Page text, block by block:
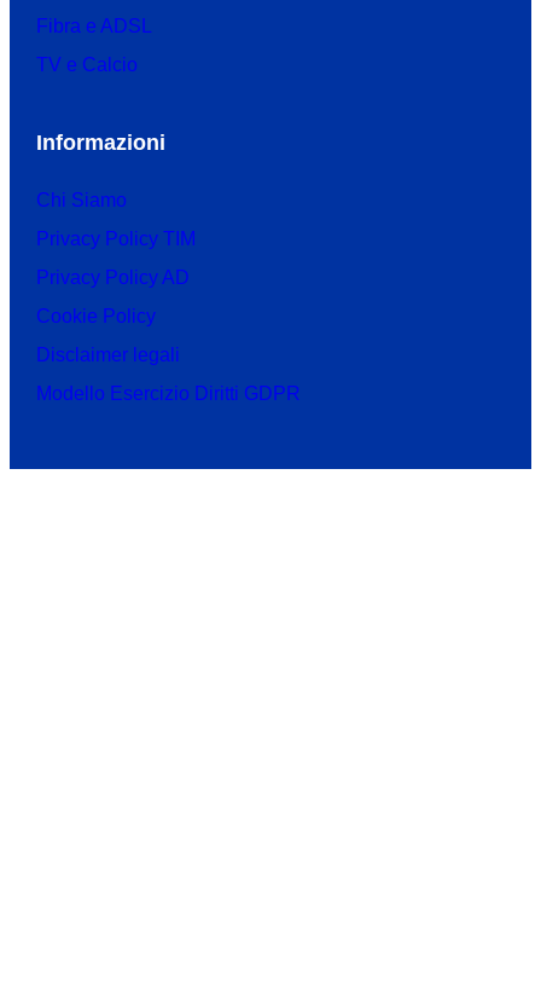
Fibra e ADSL
TV e Calcio
Informazioni
Chi Siamo
Privacy Policy TIM
Privacy Policy AD
Cookie Policy
Disclaimer legali
Modello Esercizio Diritti GDPR